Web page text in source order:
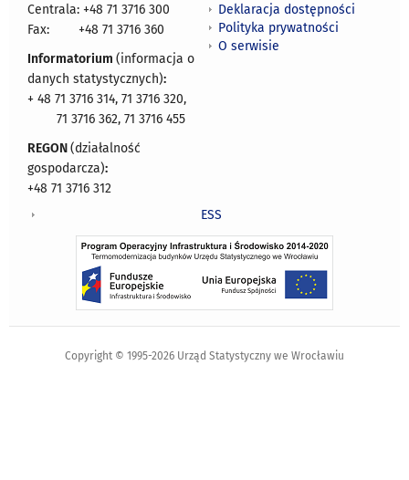
Centrala: +48 71 3716 300
Fax:
+48 71 3716 360
Informatorium (informacja o
danych statystycznych):
+ 48 71 3716 314, 71 3716 320,
71 3716 362, 71 3716 455
REGON(działalność
gospodarcza):
+48 71 3716 312
Deklaracja dostępności
Polityka prywatności
O serwisie
ESS
Copyright © 1995-2026 Urząd Statystyczny we Wrocławiu